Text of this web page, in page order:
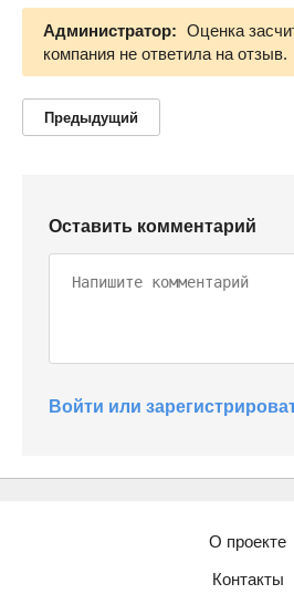
Администратор: Оценка
компания не ответила на отзыв.
Предыдущий
Оставить комментарий
Войти или
О проекте
Контакты